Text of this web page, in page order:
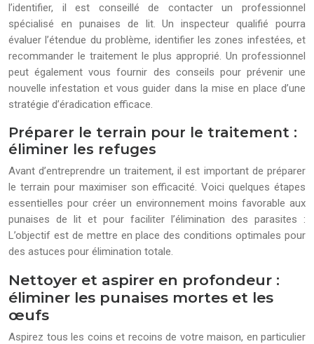
l’identifier, il est conseillé de contacter un professionnel
spécialisé en punaises de lit. Un inspecteur qualifié pourra
évaluer l’étendue du problème, identifier les zones infestées, et
recommander le traitement le plus approprié. Un professionnel
peut également vous fournir des conseils pour prévenir une
nouvelle infestation et vous guider dans la mise en place d’une
stratégie d’éradication efficace.
Préparer le terrain pour le traitement :
éliminer les refuges
Avant d’entreprendre un traitement, il est important de préparer
le terrain pour maximiser son efficacité. Voici quelques étapes
essentielles pour créer un environnement moins favorable aux
punaises de lit et pour faciliter l’élimination des parasites :
L’objectif est de mettre en place des conditions optimales pour
des astuces pour élimination totale.
Nettoyer et aspirer en profondeur :
éliminer les punaises mortes et les
œufs
Aspirez tous les coins et recoins de votre maison, en particulier